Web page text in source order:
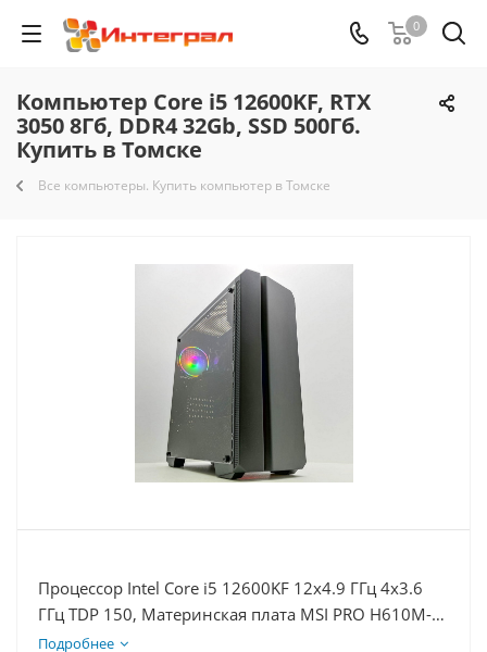
0
Компьютер Core i5 12600KF, RTX
3050 8Гб, DDR4 32Gb, SSD 500Гб.
Купить в Томске
Все компьютеры. Купить компьютер в Томске
Процессор Intel Core i5 12600KF 12x4.9 ГГц 4x3.6
ГГц TDP 150, Материнская плата MSI PRO H610M-E,
Видеокарта RTX 3050 8Гб, Память DDR4 32Gb,
Подробнее